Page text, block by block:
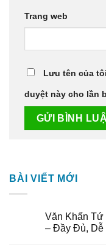
Trang web
Lưu tên của
duyệt này cho lần
BÀI VIẾT MỚI
Văn Khấn
– Đầy Đủ, Dễ